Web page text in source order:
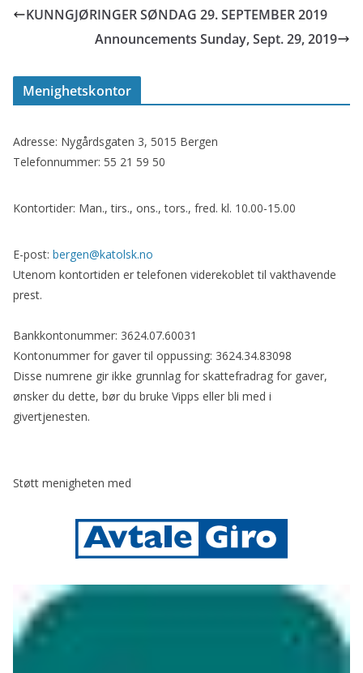
KUNNGJØRINGER SØNDAG 29. SEPTEMBER 2019
Announcements Sunday, Sept. 29, 2019
Menighetskontor
Adresse: Nygårdsgaten 3, 5015 Bergen
Telefonnummer: 55 21 59 50
Kontortider: Man., tirs., ons., tors., fred. kl. 10.00-15.00
E-post: bergen@katolsk.no
Utenom kontortiden er telefonen viderekoblet til vakthavende
prest.
Bankkontonummer: 3624.07.60031
Kontonummer for gaver til oppussing: 3624.34.83098
Disse numrene gir ikke grunnlag for skattefradrag for gaver,
ønsker du dette, bør du bruke Vipps eller bli med i
givertjenesten.
Støtt menigheten med